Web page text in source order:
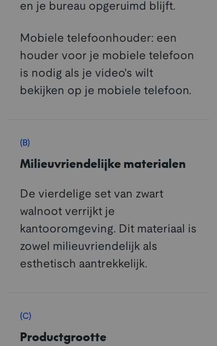
en je bureau opgeruimd blijft.
Mobiele telefoonhouder: een
houder voor je mobiele telefoon
is nodig als je video's wilt
bekijken op je mobiele telefoon.
(B)
Milieuvriendelijke materialen
De vierdelige set van zwart
walnoot verrijkt je
kantooromgeving. Dit materiaal is
zowel milieuvriendelijk als
esthetisch aantrekkelijk.
(C)
Productgrootte